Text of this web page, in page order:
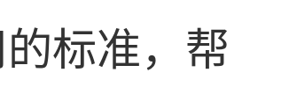
标准，帮